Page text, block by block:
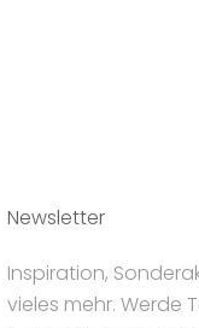
Newsletter
Inspiration,
vieles mehr. Werde